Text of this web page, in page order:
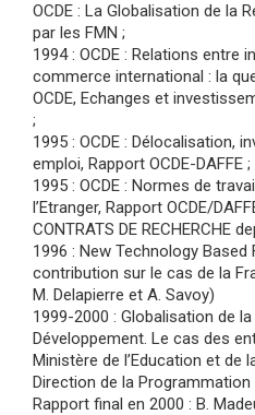
OCDE : La Globalisation de la
par les FMN ;
1994 : OCDE : Relations entre
commerce international : la
OCDE, Echanges et
;
1995 : OCDE : Délocalisation,
emploi, Rapport OCDE-DAFFE ;
1995 : OCDE : Normes de
l’Etranger, Rapport OCDE/
CONTRATS DE RECHERCHE
1996 : New Technology Based
contribution sur le cas de la
M. Delapierre et A. Savoy)
1999-2000 : Globalisation de
Développement. Le cas des
Ministère de l’Education et de
Direction de la Programmation
Rapport final en 2000 : B.